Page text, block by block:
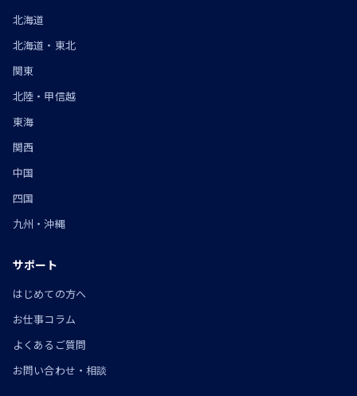
北海道
北海道・東北
関東
北陸・甲信越
東海
関西
中国
四国
九州・沖縄
サポート
はじめての方へ
お仕事コラム
よくあるご質問
お問い合わせ・相談